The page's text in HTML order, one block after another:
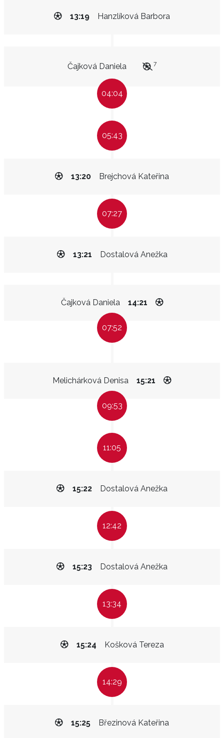
Hanzlíková Barbora
13:19
Čajková Daniela 7
04:04
05:43
Brejchová Kateřina
13:20
07:27
Dostalová Anežka
13:21
Čajková Daniela 14:21
07:52
Melichárková Denisa 15:21
09:53
11:05
Dostalová Anežka
15:22
12:42
Dostalová Anežka
15:23
13:34
Košková Tereza
15:24
14:29
Březinová Kateřina
15:25